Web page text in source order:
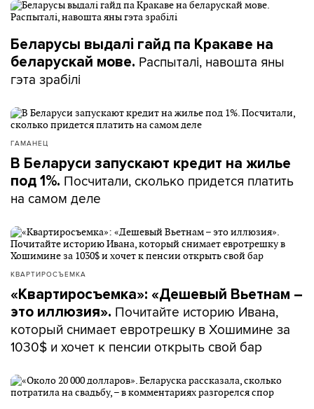
Беларусы выдалі гайд па Кракаве на
беларускай мове. Распыталі, навошта яны
гэта зрабілі
ГАМАНЕЦ
В Беларуси запускают кредит на жилье
под 1%. Посчитали, сколько придется платить
на самом деле
КВАРТИРОСЪЕМКА
«Квартиросъемка»: «Дешевый Вьетнам –
это иллюзия». Почитайте историю Ивана,
который снимает евротрешку в Хошимине за
1030$ и хочет к пенсии открыть свой бар